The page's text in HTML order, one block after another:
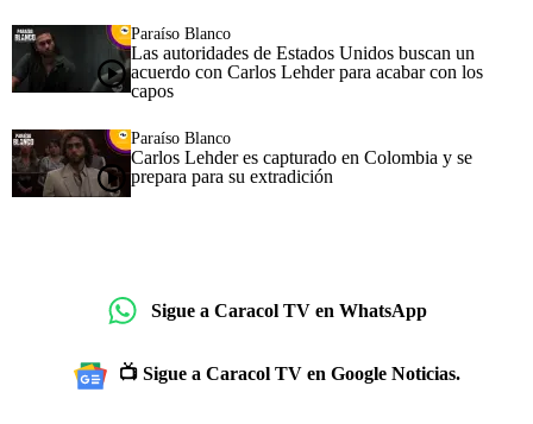
Paraíso Blanco
Las autoridades de Estados Unidos buscan un
acuerdo con Carlos Lehder para acabar con los
capos
Paraíso Blanco
Carlos Lehder es capturado en Colombia y se
prepara para su extradición
Sigue a Caracol TV en WhatsApp
📺 Sigue a Caracol TV en Google Noticias.